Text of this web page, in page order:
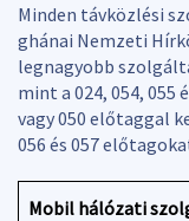
Minden távközlési
ghánai Nemzeti
legnagyobb
mint a 024, 054, 055
vagy 050 előtaggal
056 és 057
Mobil hálózati